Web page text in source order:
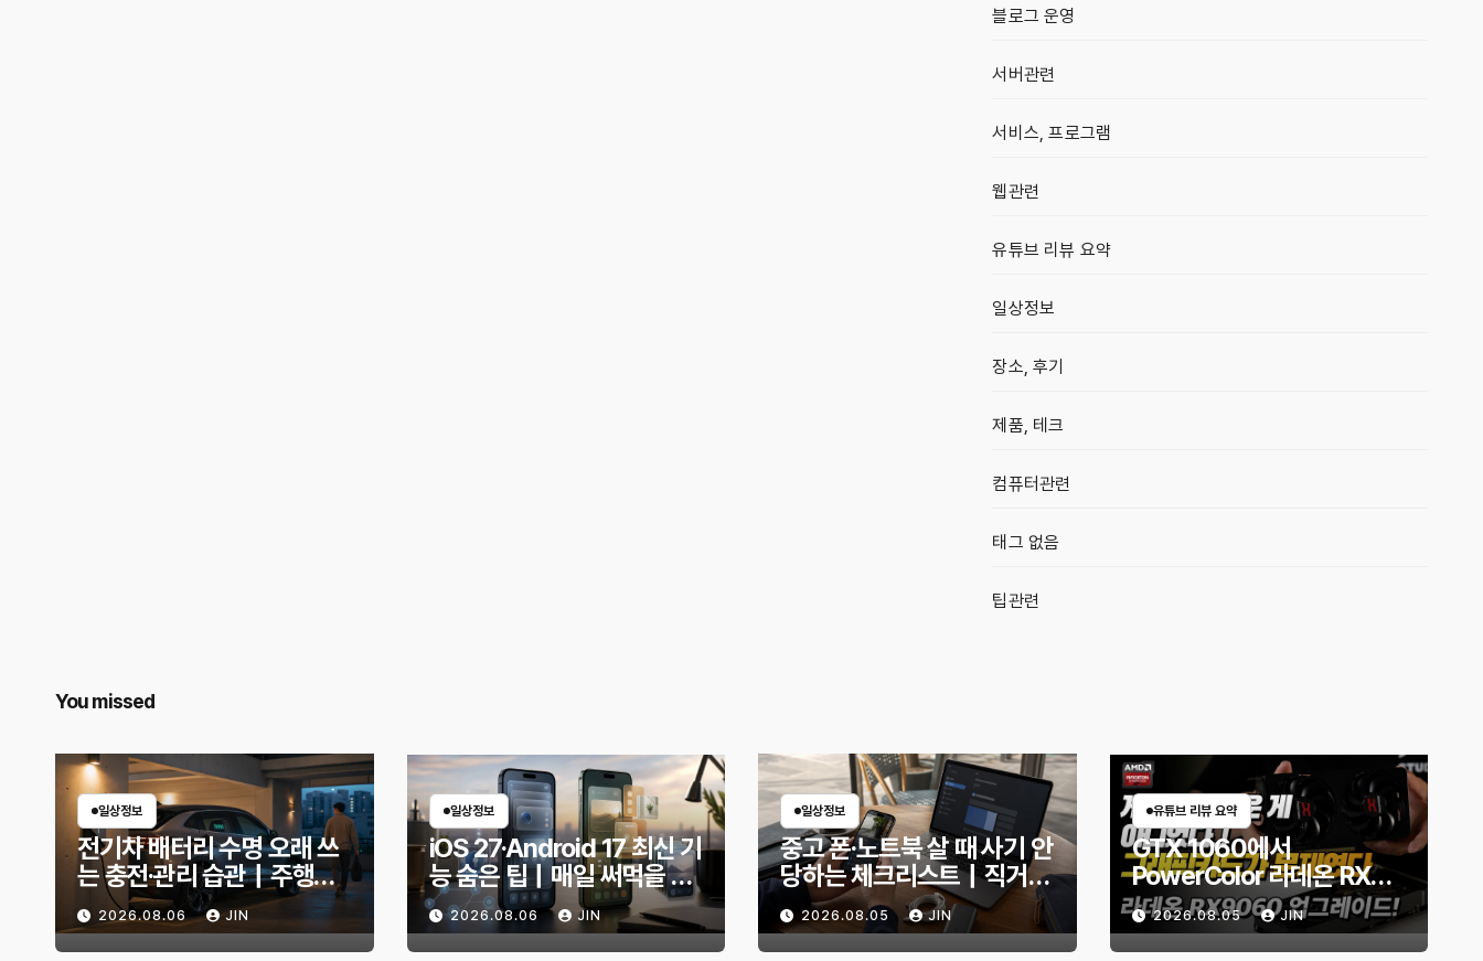
블로그 운영
서버관련
서비스, 프로그램
웹관련
유튜브 리뷰 요약
일상정보
장소, 후기
제품, 테크
컴퓨터관련
태그 없음
팁관련
You missed
일상정보
전기차 배터리 수명 오래 쓰
는 충전·관리 습관｜주행거
리 불안 줄이는 현실적인 방
법2026.08.06 JIN
일상정보
iOS 27·Android 17 최신 기
능 숨은 팁｜매일 써먹을 만
한 기능만 골랐다
2026.08.06 JIN
일상정보
중고 폰·노트북 살 때 사기 안
당하는 체크리스트｜직거래
전 무엇을 확인해야 할까?
2026.08.05 JIN
유튜브 리뷰 요약
GTX 1060에서
PowerColor 라데온 RX
9060 Reaper 8GB로 교
체한 후기｜엘든링·몬스터
2026.08.05 JIN